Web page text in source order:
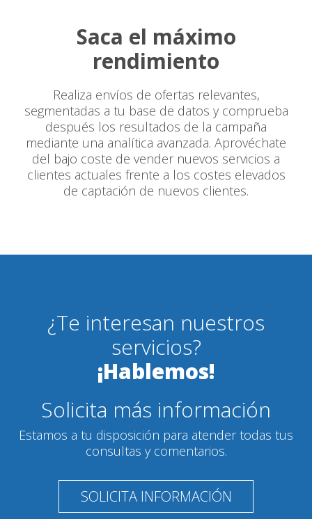
Saca el máximo
rendimiento
Realiza envíos de ofertas relevantes,
segmentadas a tu base de datos y comprueba
después los resultados de la campaña
mediante una analítica avanzada. Aprovéchate
del bajo coste de vender nuevos servicios a
clientes actuales frente a los costes elevados
de captación de nuevos clientes.
¿Te interesan nuestros
servicios?
¡Hablemos!
Solicita más información
Estamos a tu disposición para atender todas tus
consultas y comentarios.
SOLICITA INFORMACIÓN